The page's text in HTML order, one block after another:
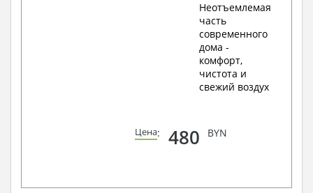
Неотъемлемая
часть
современного
дома -
комфорт,
чистота и
свежий воздух
Цена: 480 BYN